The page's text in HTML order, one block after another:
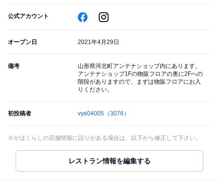
公式アカウント
オープン日 2021年4月29日
備考
山形県河北町アンテナショップ内にあります。
アンテナショップ1Fの物販フロアの奥に2Fへの
階段がありますので、まずは物販フロアにお入
りください。
初投稿者 vye04005 （3076）
※かほくらしの店舗情報に誤りがある場合は、以下から修正して下さい。
レストラン情報を編集する